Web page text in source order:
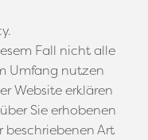
Fall nicht alle
Umfang nutzen
Website erklären
Sie erhobenen
beschriebenen Art